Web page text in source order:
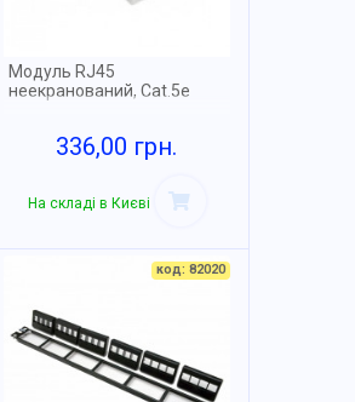
Модуль RJ45
неекранований, Cat.5e
336,00 грн.
На складі в Києві
код: 82020